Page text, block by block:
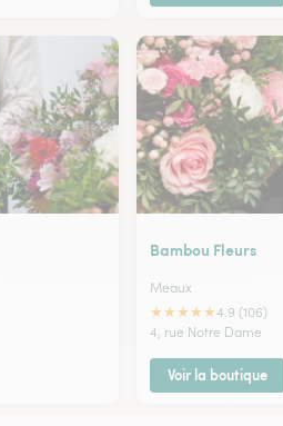
Bambou Fleurs
Meaux
★★★★★4.9 (106)
4, rue Notre Dame
Voir la boutique